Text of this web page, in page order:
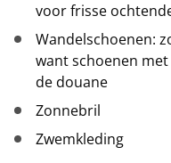
voor frisse
Wandelschoenen:
want schoenen
de douane
Zonnebril
Zwemkleding